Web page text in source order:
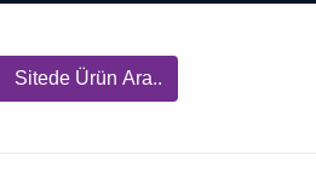
Sitede Ürün Ara..